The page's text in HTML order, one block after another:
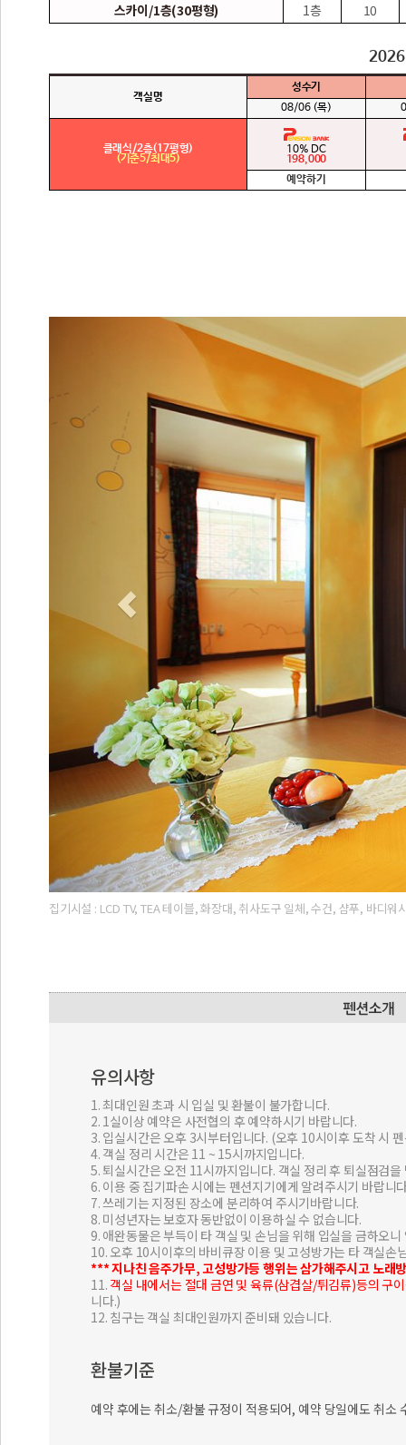
스카이/1층(30평형)
1층 10
집기시설 : LCD TV, TEA 테이블, 화장대, 취사도구 일체, 수건, 샴푸, 바디
유의사항
1. 최대인원 초과 시 입실 및 환불이 불가합니다.
2. 1실이상 예약은 사전협의 후 예약하시기 바랍니다.
3. 입실시간은 오후 3시부터입니다. (오후 10시이후 도착 시
4. 객실 정리 시간은 11 ~ 15시까지입니다.
5. 퇴실시간은 오전 11시까지입니다. 객실 정리 후 퇴실점검
6. 이용 중 집기파손 시에는 펜션지기에게 알려주시기 바랍니
7. 쓰레기는 지정된 장소에 분리하여 주시기바랍니다.
8. 미성년자는 보호자 동반없이 이용하실 수 없습니다.
9. 애완동물은 부득이 타 객실 및 손님을 위해 입실을 금하오
10. 오후 10시이후의 바비큐장 이용 및 고성방가는 타 객실손
*** 지나친 음주가무, 고성방가등 행위는 삼가해주시고 노래
11. 객실 내에서는 절대 금연 및 육류(삼겹살/튀김류)등의 구
니다.)
12. 침구는 객실 최대인원까지 준비돼 있습니다.
환불기준
예약 후에는 취소/환불 규정이 적용되어, 예약 당일에도 취소